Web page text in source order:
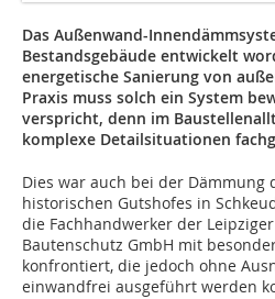
Das Außenwand-
Bestandsgebäude entwickelt
energetische Sanierung von
Praxis muss solch ein System
verspricht, denn im
komplexe Detailsituationen
Dies war auch bei der Dämmung
historischen Gutshofes in
die Fachhandwerker der
Bautenschutz GmbH mit
konfrontiert, die jedoch ohne
einwandfrei ausgeführt werden